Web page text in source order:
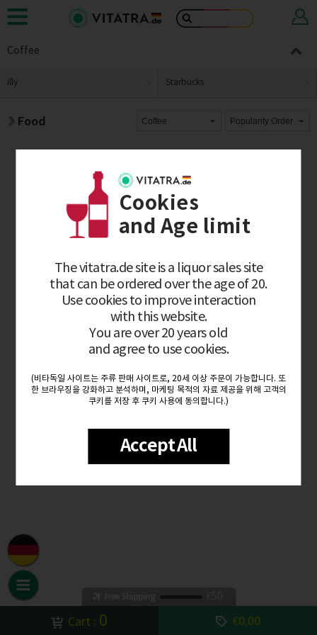
Cookies
and Age limit
The vitatra.de site is a liquor sales site
that can be ordered over the age of 20.
Use cookies to improve interaction
with this website.
You are over 20 years old
and agree to use cookies.
(비타독일 사이트는 주류 판매 사이트로, 20세 이상 주문이 가능합니다. 또
한 브라우징을 강화하고 분석하며, 마케팅 목적의 자료 제공을 위해 고객의
쿠키를 저장 후 쿠키 사용에 동의합니다.)
Accept All
Coffee
illy Starbucks
Food
Cart : 0 €0.00